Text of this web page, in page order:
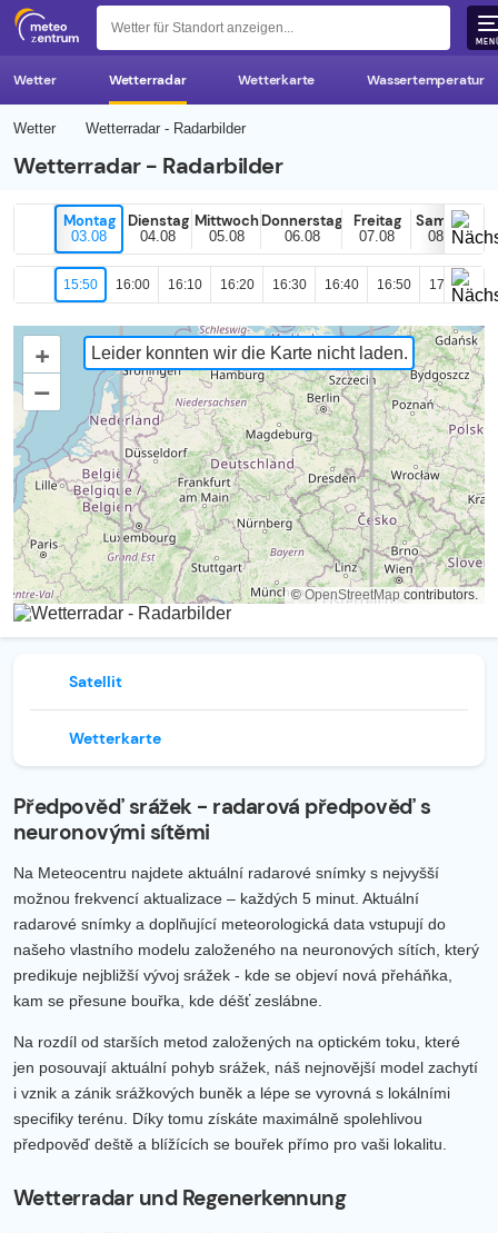
z
Wetter Wetterradar Wetterkarte Wassertemperatur
Wetter Wetterradar - Radarbilder
Wetterradar - Radarbilder
Montag
03.08
Dienstag
04.08
Mittwoch
05.08
Donnerstag
06.08
Freitag
07.08
Samstag
08.08
15:50 16:00 16:10 16:20 16:30 16:40 16:50 17:00
Leider konnten wir die Karte nicht laden.
+
–
©OpenStreetMap contributors.
Satellit
Wetterkarte
Předpověď srážek - radarová předpověď s
neuronovými sítěmi
Na Meteocentru najdete aktuální radarové snímky s nejvyšší
možnou frekvencí aktualizace – každých 5 minut. Aktuální
radarové snímky a doplňující meteorologická data vstupují do
našeho vlastního modelu založeného na neuronových sítích, který
predikuje nejbližší vývoj srážek - kde se objeví nová přeháňka,
kam se přesune bouřka, kde déšť zeslábne.
Na rozdíl od starších metod založených na optickém toku, které
jen posouvají aktuální pohyb srážek, náš nejnovější model zachytí
i vznik a zánik srážkových buněk a lépe se vyrovná s lokálními
specifiky terénu. Díky tomu získáte maximálně spolehlivou
předpověď deště a blížících se bouřek přímo pro vaši lokalitu.
Wetterradar und Regenerkennung